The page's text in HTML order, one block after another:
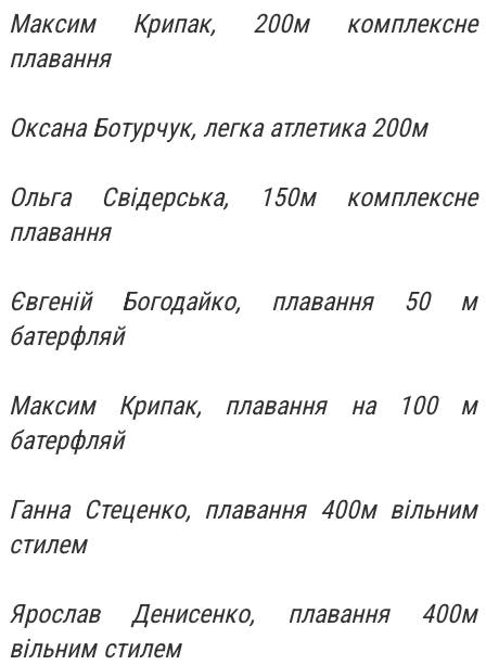
Максим Крипак, 200м комплексне
плавання
Оксана Ботурчук, легка атлетика 200м
Ольга Свідерська, 150м комплексне
плавання
Євгеній Богодайко, плавання 50 м
батерфляй
Максим Крипак, плавання на 100 м
батерфляй
Ганна Стеценко, плавання 400м вільним
стилем
Ярослав Денисенко, плавання 400м
вільним стилем